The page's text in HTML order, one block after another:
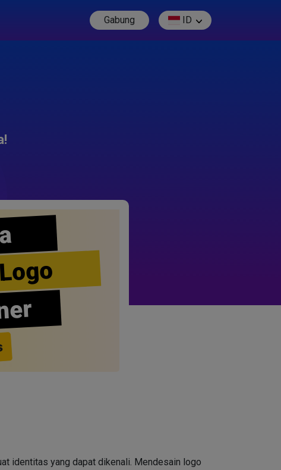
Gabung ID
identitas yang dapat dikenali. Mendesain logo